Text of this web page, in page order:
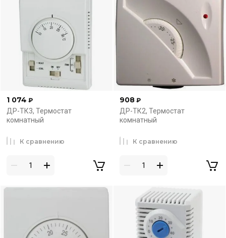
1 074 ₽
ДР-ТК3, Термостат
комнатный
К сравнению
908 ₽
ДР-ТК2, Термостат
комнатный
К сравнению